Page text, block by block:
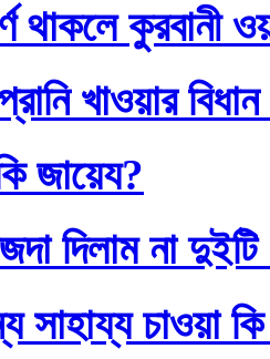
থাকলে কুরবানী
খাওয়ার
জায়েয?
দিলাম না
সাহায্য চাওয়া